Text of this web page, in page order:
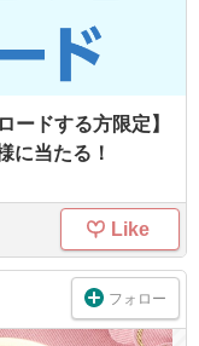
ードする方限定】
に当たる！
Like
フォロー